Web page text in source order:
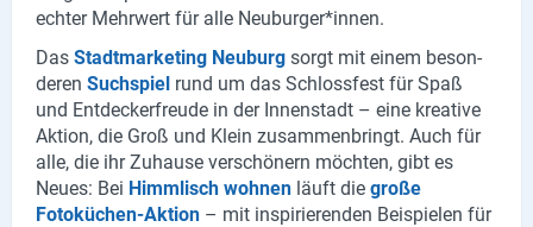
ech­ter Mehr­wert für alle Neu­bur­ger*innen.
Das Stadt­mar­ke­ting Neu­burg sorgt mit einem be­son­
de­ren Such­spiel rund um das Schloss­fest für Spaß
und Ent­de­cker­freu­de in der In­nen­stadt – eine krea­ti­ve
Ak­ti­on, die Groß und Klein zu­sam­men­bringt. Auch für
alle, die ihr Zu­hau­se ver­schö­nern möch­ten, gibt es
Neues: Bei Himm­lisch woh­nen läuft die große
Fotoküchen-​Aktion – mit in­spi­rie­ren­den Bei­spie­len für